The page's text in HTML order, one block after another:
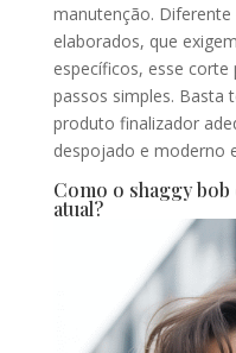
manutenção.
elaborados, que
específicos, esse
passos simples. Basta
produto finalizador
despojado e moderno
Como o shaggy
atual?